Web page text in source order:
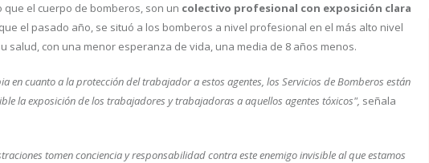
el cuerpo de bomberos, son un colectivo profesional con exposición clara
el pasado año, se situó a los bomberos a nivel profesional en el más alto nivel
con una menor esperanza de vida, una media de 8 años menos.
en cuanto a la protección del trabajador a estos agentes, los Servicios de Bomberos están
la exposición de los trabajadores y trabajadoras a aquellos agentes tóxicos", señala
tomen conciencia y responsabilidad contra este enemigo invisible al que estamos